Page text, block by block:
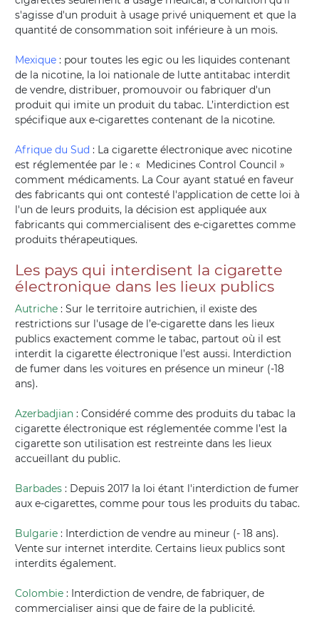
s'agisse d'un produit à usage privé uniquement et que la
quantité de consommation soit inférieure à un mois.
Mexique : pour toutes les egic ou les liquides contenant
de la nicotine, la loi nationale de lutte antitabac interdit
de vendre, distribuer, promouvoir ou fabriquer d'un
produit qui imite un produit du tabac. L’interdiction est
spécifique aux e-cigarettes contenant de la nicotine.
Afrique du Sud : La cigarette électronique avec nicotine
est réglementée par le : « Medicines Control Council »
comment médicaments. La Cour ayant statué en faveur
des fabricants qui ont contesté l'application de cette loi à
l'un de leurs produits, la décision est appliquée aux
fabricants qui commercialisent des e-cigarettes comme
produits thérapeutiques.
Les pays qui interdisent la cigarette
électronique dans les lieux publics
Autriche : Sur le territoire autrichien, il existe des
restrictions sur l'usage de l’e-cigarette dans les lieux
publics exactement comme le tabac, partout où il est
interdit la cigarette électronique l’est aussi. Interdiction
de fumer dans les voitures en présence un mineur (-18
ans).
Azerbadjian : Considéré comme des produits du tabac la
cigarette électronique est réglementée comme l’est la
cigarette son utilisation est restreinte dans les lieux
accueillant du public.
Barbades : Depuis 2017 la loi étant l'interdiction de fumer
aux e-cigarettes, comme pour tous les produits du tabac.
Bulgarie : Interdiction de vendre au mineur (- 18 ans).
Vente sur internet interdite. Certains lieux publics sont
interdits également.
Colombie : Interdiction de vendre, de fabriquer, de
commercialiser ainsi que de faire de la publicité.